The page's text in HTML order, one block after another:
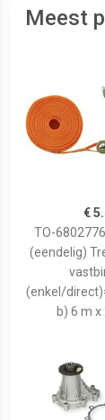
Meest
€
TO-
(eendelig)
(enkel/
b) 6 m